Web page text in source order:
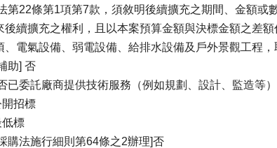
第22條第1項第7款，須敘明後續擴充之期間、金額或
後續擴充之權利，且以本案預算金額與決標金額之差
、電氣設備、弱電設備、給排水設備及戶外景觀工程
助] 否
已委託廠商提供技術服務（例如規劃、設計、監造等
開招標
低標
購法施行細則第64條之2辦理]否